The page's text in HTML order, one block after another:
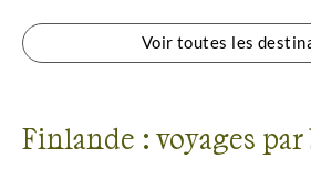
Voir toutes les
Finlande : voyages